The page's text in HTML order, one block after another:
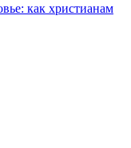
как христианам